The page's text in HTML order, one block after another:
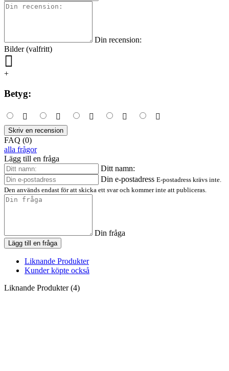
Din recension:
Bilder (valfritt)
+
Betyg:
Skriv en recension
FAQ (0)
alla frågor
Lägg till en fråga
Ditt namn:
Din e-postadress E-postadress krävs inte.
Den används endast för att skicka ett svar och kommer inte att publiceras.
Din fråga
Lägg till en fråga
Liknande Produkter
Kunder köpte också
Liknande Produkter (4)